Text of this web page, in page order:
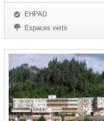
EHPAD
Espaces verts